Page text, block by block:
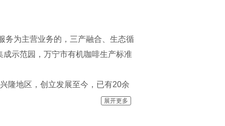
务为主营业务的，三产融合、生态循
示范园，万宁市有机咖啡生产标准
地区，创立发展至今，已有20余
啡」，以其高级别的甄选品质、优
展开更多